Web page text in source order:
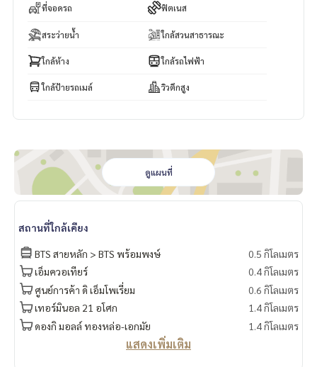
ที่จอดรถ ฟิตเนส
สระว่ายน้ำ ใกล้สวนสาธารณะ
ใกล้ห้าง ใกล้รถไฟฟ้า
ใกล้ป้ายรถเมล์ วิวตึกสูง
ดูแผนที่
สถานที่ใกล้เคียง
BTS สายหลัก > BTS พร้อมพงษ์
0.5 กิโลเมตร
เอ็มควอเทียร์
0.4 กิโลเมตร
ศูนย์การค้า ดิ เอ็มโพเรี่ยม
0.6 กิโลเมตร
เทอร์มินอล 21 อโศก
1.4 กิโลเมตร
ดองกิ มอลล์ ทองหล่อ-เอกมัย
1.4 กิโลเมตร
แสดงเพิ่มเติม